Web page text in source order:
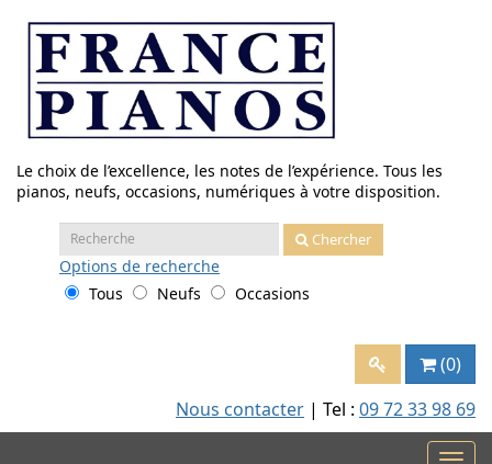
contenu
Le choix de l’excellence, les notes de l’expérience. Tous les
pianos, neufs, occasions, numériques à votre disposition.
Recherche
:
Chercher
Options de recherche
Tous
Neufs Occasions
(0)
Nous contacter | Tel : 09 72 33 98 69